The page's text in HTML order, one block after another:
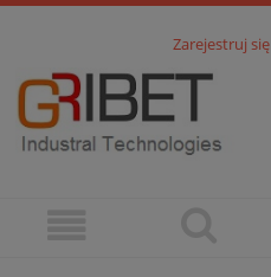
Zarejestruj się